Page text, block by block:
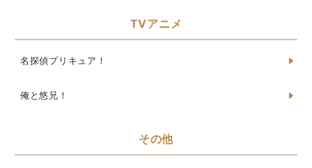
TVアニメ
名探偵プリキュア！
俺と悠兄！
その他